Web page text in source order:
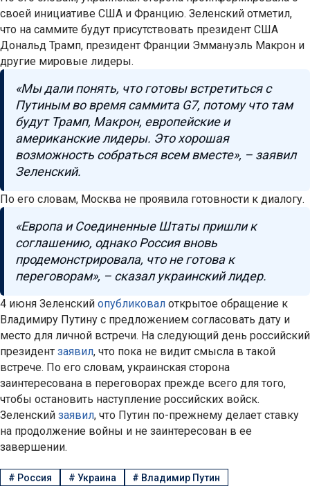
своей инициативе США и Францию. Зеленский отметил,
что на саммите будут присутствовать президент США
Дональд Трамп, президент Франции Эммануэль Макрон и
другие мировые лидеры.
«Мы дали понять, что готовы встретиться с
Путиным во время саммита G7, потому что там
будут Трамп, Макрон, европейские и
американские лидеры. Это хорошая
возможность собраться всем вместе», – заявил
Зеленский.
По его словам, Москва не проявила готовности к диалогу.
«Европа и Соединенные Штаты пришли к
соглашению, однако Россия вновь
продемонстрировала, что не готова к
переговорам», – сказал украинский лидер.
4 июня Зеленский опубликовал открытое обращение к
Владимиру Путину с предложением согласовать дату и
место для личной встречи. На следующий день российский
президент заявил, что пока не видит смысла в такой
встрече. По его словам, украинская сторона
заинтересована в переговорах прежде всего для того,
чтобы остановить наступление российских войск.
Зеленский заявил, что Путин по-прежнему делает ставку
на продолжение войны и не заинтересован в ее
завершении.
# Россия # Украина # Владимир Путин